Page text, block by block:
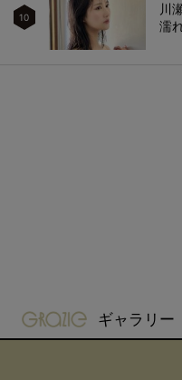
10
川
濡
gravure-
ギャラリー